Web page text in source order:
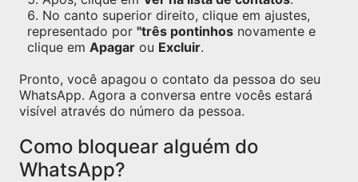
No canto superior direito, clique em ajustes,
representado por "três pontinhos novamente e
clique em Apagar ou Excluir.
Pronto, você apagou o contato da pessoa do seu
WhatsApp. Agora a conversa entre vocês estará
visível através do número da pessoa.
Como bloquear alguém do
WhatsApp?